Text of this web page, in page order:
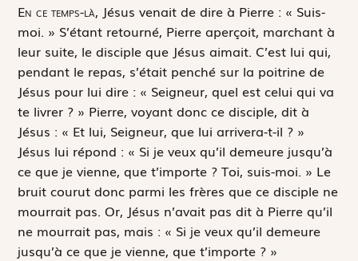
En ce temps-là, Jésus venait de dire à Pierre : « Suis-
moi. » S’étant retourné, Pierre aperçoit, marchant à
leur suite, le disciple que Jésus aimait. C’est lui qui,
pendant le repas, s’était penché sur la poitrine de
Jésus pour lui dire : « Seigneur, quel est celui qui va
te livrer ? » Pierre, voyant donc ce disciple, dit à
Jésus : « Et lui, Seigneur, que lui arrivera-t-il ? »
Jésus lui répond : « Si je veux qu’il demeure jusqu’à
ce que je vienne, que t’importe ? Toi, suis-moi. » Le
bruit courut donc parmi les frères que ce disciple ne
mourrait pas. Or, Jésus n’avait pas dit à Pierre qu’il
ne mourrait pas, mais : « Si je veux qu’il demeure
jusqu’à ce que je vienne, que t’importe ? »